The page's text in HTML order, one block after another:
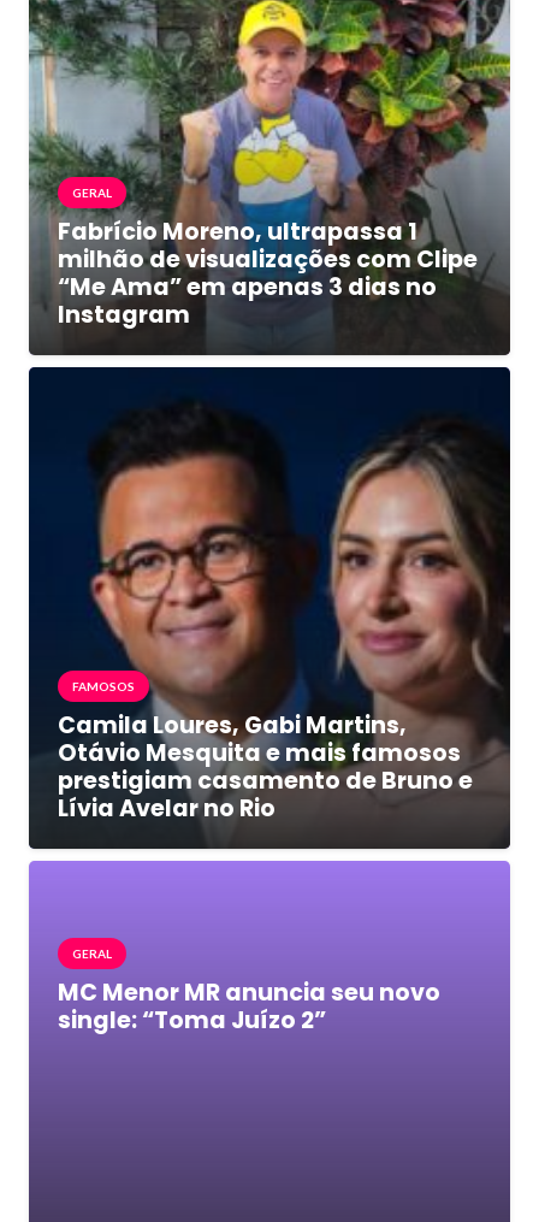
GERAL
Fabrício Moreno, ultrapassa 1
milhão de visualizações com Clipe
“Me Ama” em apenas 3 dias no
Instagram
FAMOSOS
Camila Loures, Gabi Martins,
Otávio Mesquita e mais famosos
prestigiam casamento de Bruno e
Lívia Avelar no Rio
GERAL
MC Menor MR anuncia seu novo
single: “Toma Juízo 2”